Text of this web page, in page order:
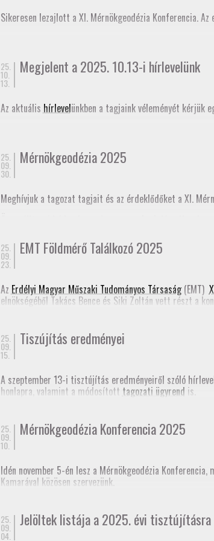
November 27-én azAlaponthálózati tudástár bővítése
elmozdulásának vizsgálatáról.
Sikeresen lezajlott a XI. Mérnökgeodézia Konferencia.
25.
10.
13.
Megjelent a 2025. 10.13-i hírlevelünk
Az aktuális hírlevelünkben a tagjaink véleményét kérjük
25.
09.
30.
Mérnökgeodézia 2025
Meghívjuk a tagozat tagjait és az érdeklődőket a XI.
Meghívó
25.
09.
23.
EMT Földmérő Találkozó 2025
Az Erdélyi Magyar Műszaki Tudományos Társaság(EMT)
elnökségéből Takács Bence és Siki Zoltán vett részt a
25.
09.
15.
Tiszújítás eredményei
A szeptember 13-i tisztújítás eredményeiről szóló
honlapra, valamint a módosított tagozati ügyrend is.
25.
09.
10.
Mérnökgeodézia Konferencia 2025
Idén november 5-én lesz a Mérnökgeodézia Konferencia,
Kamarával közösen szervezünk.
Várjuk még előadók jelentkezését!
25.
09.
04.
Jelöltek listája a 2025. évi tisztújításra